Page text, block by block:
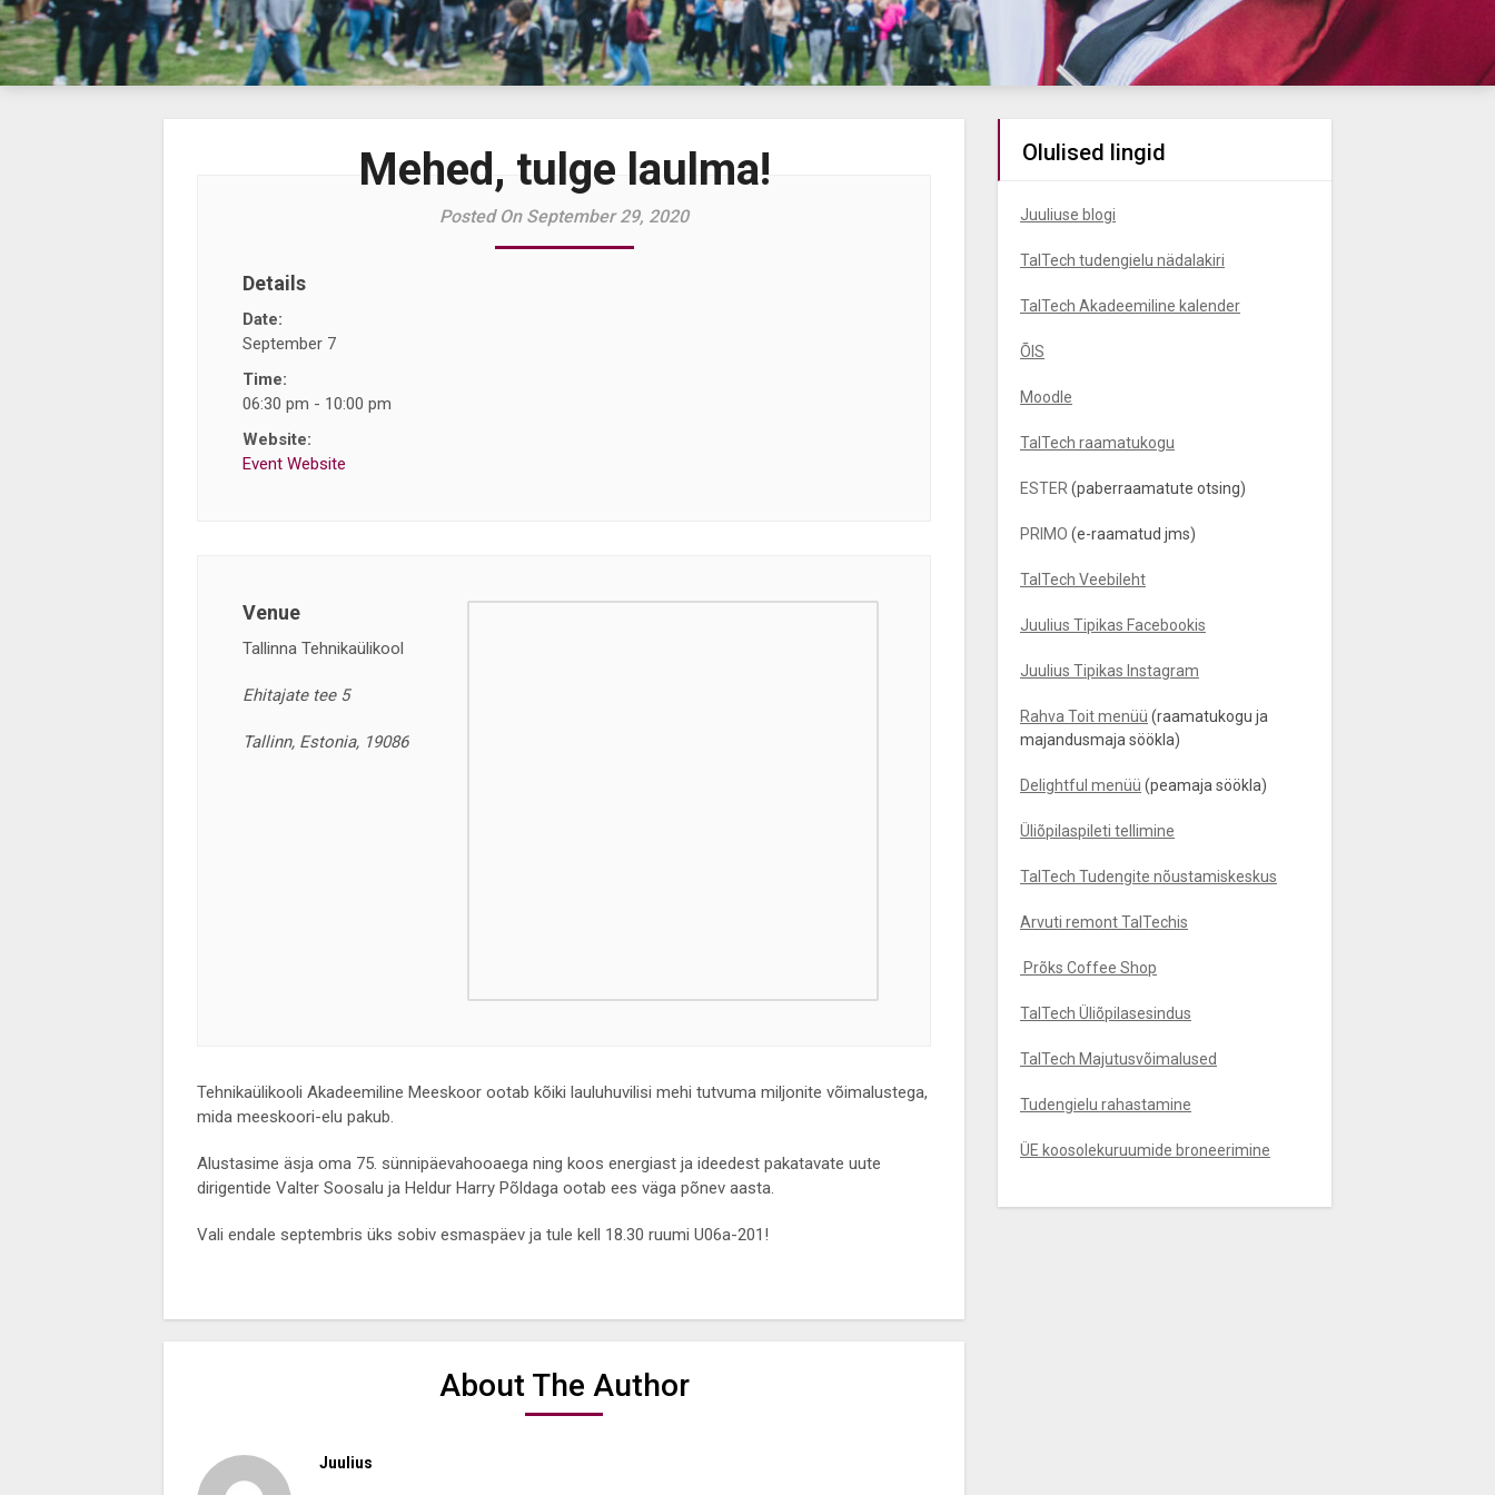
Mehed, tulge laulma!
Posted On September 29, 2020
Details
Date:
September 7
Time:
06:30 pm - 10:00 pm
Website:
Event Website
Venue
Tallinna Tehnikaülikool
Ehitajate tee 5
Tallinn, Estonia, 19086
Tehnikaülikooli Akadeemiline Meeskoor ootab kõiki lauluhuvilisi mehi tutvuma miljonite võimalustega,
mida meeskoori-elu pakub.
Alustasime äsja oma 75. sünnipäevahooaega ning koos energiast ja ideedest pakatavate uute
dirigentide Valter Soosalu ja Heldur Harry Põldaga ootab ees väga põnev aasta.
Vali endale septembris üks sobiv esmaspäev ja tule kell 18.30 ruumi U06a-201!
About The Author
Juulius
Olulised lingid
Juuliuse blogi
TalTech tudengielu nädalakiri
TalTech Akadeemiline kalender
ÕIS
Moodle
TalTech raamatukogu
ESTER (paberraamatute otsing)
PRIMO (e-raamatud jms)
TalTech Veebileht
Juulius Tipikas Facebookis
Juulius Tipikas Instagram
Rahva Toit menüü (raamatukogu ja
majandusmaja söökla)
Delightful menüü (peamaja söökla)
Üliõpilaspileti tellimine
TalTech Tudengite nõustamiskeskus
Arvuti remont TalTechis
Prõks Coffee Shop
TalTech Üliõpilasesindus
TalTech Majutusvõimalused
Tudengielu rahastamine
ÜE koosolekuruumide broneerimine